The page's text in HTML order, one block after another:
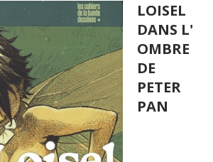
LOISEL
DANS L'
OMBRE
DE
PETER
PAN